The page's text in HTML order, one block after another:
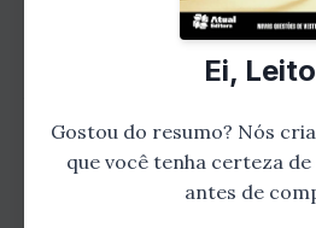
Distância entre dois
A distância entre dois
cartesiano pode ser
fórmula da distância entre
fórmula da distância é
Ei,
Gostou do resumo? Nós
que você tenha certeza
antes de